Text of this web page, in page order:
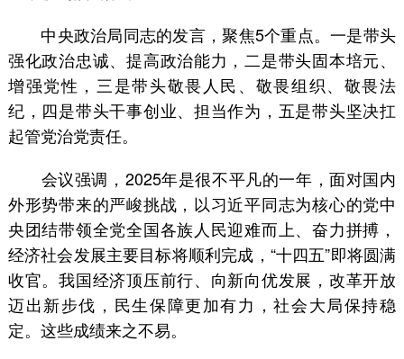
中央政治局同志的发言，聚焦5个重点。一是带头
强化政治忠诚、提高政治能力，二是带头固本培元、
增强党性，三是带头敬畏人民、敬畏组织、敬畏法
纪，四是带头干事创业、担当作为，五是带头坚决扛
起管党治党责任。
会议强调，2025年是很不平凡的一年，面对国内
外形势带来的严峻挑战，以习近平同志为核心的党中
央团结带领全党全国各族人民迎难而上、奋力拼搏，
经济社会发展主要目标将顺利完成，“十四五”即将圆满
收官。我国经济顶压前行、向新向优发展，改革开放
迈出新步伐，民生保障更加有力，社会大局保持稳
定。这些成绩来之不易。